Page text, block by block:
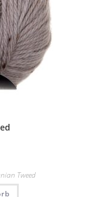
Tweed